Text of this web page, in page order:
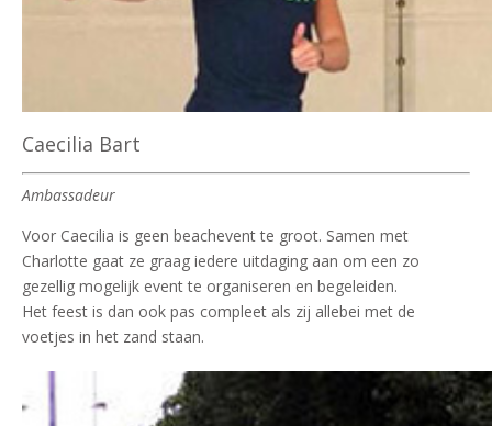
Caecilia Bart
Ambassadeur
Voor Caecilia is geen beachevent te groot. Samen met
Charlotte gaat ze graag iedere uitdaging aan om een zo
gezellig mogelijk event te organiseren en begeleiden.
Het feest is dan ook pas compleet als zij allebei met de
voetjes in het zand staan.